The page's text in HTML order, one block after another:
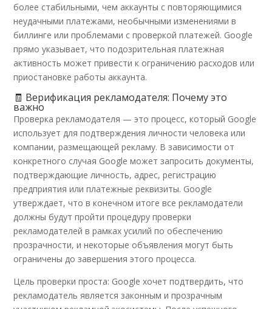
более стабильными, чем аккаунты с повторяющимися
неудачными платежами, необычными изменениями в
биллинге или проблемами с проверкой платежей. Google
прямо указывает, что подозрительная платежная
активность может привести к ограничению расходов или
приостановке работы аккаунта.
🧾 Верификация рекламодателя: Почему это
важно
Проверка рекламодателя — это процесс, который Google
использует для подтверждения личности человека или
компании, размещающей рекламу. В зависимости от
конкретного случая Google может запросить документы,
подтверждающие личность, адрес, регистрацию
предприятия или платежные реквизиты. Google
утверждает, что в конечном итоге все рекламодатели
должны будут пройти процедуру проверки
рекламодателей в рамках усилий по обеспечению
прозрачности, и некоторые объявления могут быть
ограничены до завершения этого процесса.
Цель проверки проста: Google хочет подтвердить, что
рекламодатель является законным и прозрачным